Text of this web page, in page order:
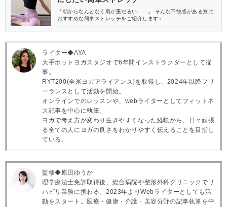
「朝からなんとなく肩が重だるい……」 そんな不快感がある方に
おすすめな簡単ストレッチをご紹介します♪
ライター◆AYA
大手ホットヨガスタジオで6年間インストラクターとして従
事。
RYT200(全米ヨガアライアンス)を取得し、2024年以降フリ
ーランスとして活動を開始。
オンラインでのレッスンや、webライターとしてフィットネ
ス記事を中心に執筆。
ヨガで考え方が変わり生きやすくなった経験から、日々頑張
る全ての人にヨガの良さをわかりやすく伝えることを目指し
ている。
監修◆原田ゆうか
理学療法士免許取得後、総合病院や整形外科クリニックでリ
ハビリ業務に携わる。2023年よりWebライターとしても活
動をスタート。医療・健康・介護・美容分野の記事執筆を中